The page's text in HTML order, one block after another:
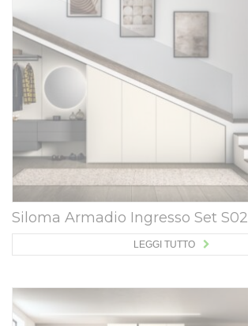
Siloma Armadio Ingresso Set S02
LEGGI TUTTO